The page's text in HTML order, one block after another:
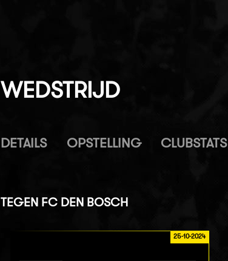
WEDSTRIJD
DETAILS OPSTELLING CLUBSTATS
TEGEN FC DEN BOSCH
25-10-2024